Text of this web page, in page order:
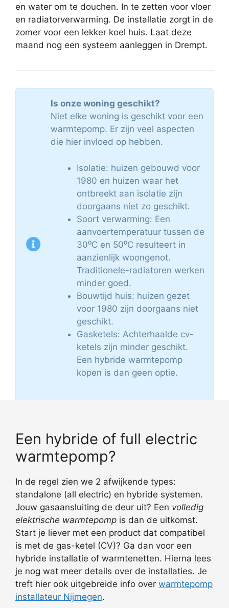
en water om te douchen. In te zetten voor vloer
en radiatorverwarming. De installatie zorgt in de
zomer voor een lekker koel huis. Laat deze
maand nog een systeem aanleggen in Drempt.
Is onze woning geschikt?
Niet elke woning is geschikt voor een
warmtepomp. Er zijn veel aspecten
die hier invloed op hebben.
Isolatie: huizen gebouwd voor
1980 en huizen waar het
ontbreekt aan isolatie zijn
doorgaans niet zo geschikt.
Soort verwarming: Een
aanvoertemperatuur tussen de
30⁰C en 50⁰C resulteert in
aanzienlijk woongenot.
Traditionele-radiatoren werken
minder goed.
Bouwtijd huis: huizen gezet
voor 1980 zijn doorgaans niet
geschikt.
Gasketels: Achterhaalde cv-
ketels zijn minder geschikt.
Een hybride warmtepomp
kopen is dan geen optie.
Een hybride of full electric
warmtepomp?
In de regel zien we 2 afwijkende types:
standalone (all electric) en hybride systemen.
Jouw gasaansluiting de deur uit? Een volledig
elektrische warmtepomp is dan de uitkomst.
Start je liever met een product dat compatibel
is met de gas-ketel (CV)? Ga dan voor een
hybride installatie of warmtenetten. Hierna lees
je nog wat meer details over de installaties. Je
treft hier ook uitgebreide info over warmtepomp
installateur Nijmegen.